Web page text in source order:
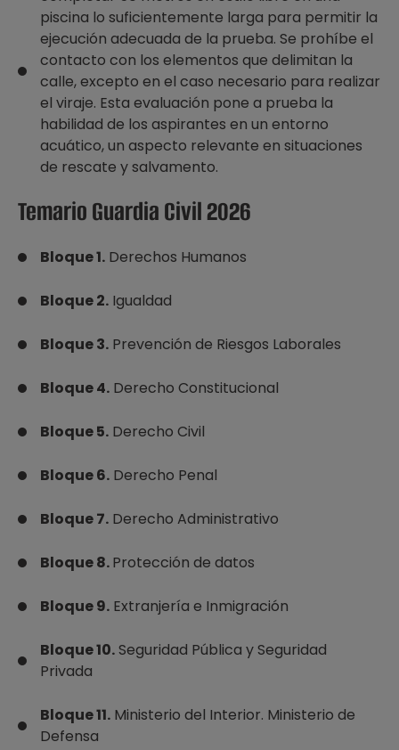
piscina lo suficientemente larga para permitir la
ejecución adecuada de la prueba. Se prohíbe el
contacto con los elementos que delimitan la
calle, excepto en el caso necesario para realizar
el viraje. Esta evaluación pone a prueba la
habilidad de los aspirantes en un entorno
acuático, un aspecto relevante en situaciones
de rescate y salvamento.
Temario Guardia Civil 2026
Bloque 1. Derechos Humanos
Bloque 2. Igualdad
Bloque 3. Prevención de Riesgos Laborales
Bloque 4. Derecho Constitucional
Bloque 5. Derecho Civil
Bloque 6. Derecho Penal
Bloque 7. Derecho Administrativo
Bloque 8.Protección de datos
Bloque 9. Extranjería e Inmigración
Bloque 10.Seguridad Pública y Seguridad
Privada
Bloque 11. Ministerio del Interior. Ministerio de
Defensa